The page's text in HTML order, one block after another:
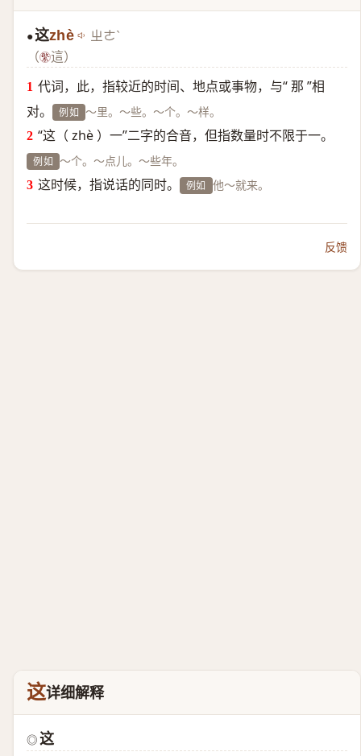
●这zhè ㄓㄜˋ
（
這）
代词，此，指较近的时间、地点或事物，与“ 那 ”相
对。
例如 ～里。～些。～个。～样。
“这（ zhè ）一”二字的合音，但指数量时不限于一。
例如 ～个。～点儿。～些年。
这时候，指说话的同时。 例如 他～就来。
反馈
这详细解释
◎ 这